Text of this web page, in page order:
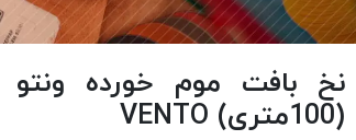
(100متری) VENTO